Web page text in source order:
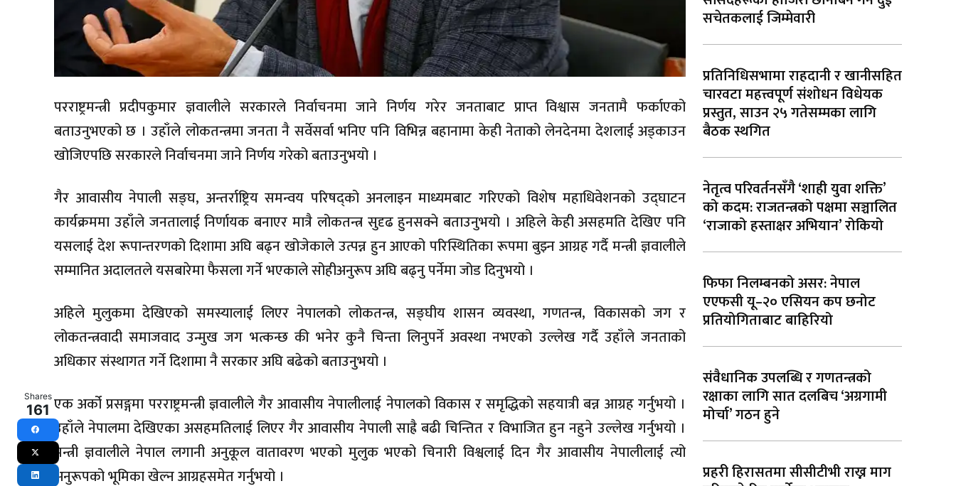
परराष्ट्रमन्त्री प्रदीपकुमार ज्ञवालीले सरकारले निर्वाचनमा जाने निर्णय गरेर जनताबाट प्राप्त विश्वास जनतामै फर्काएको
बताउनुभएको छ । उहाँले लोकतन्त्रमा जनता नै सर्वेसर्वा भनिए पनि विभिन्न बहानामा केही नेताको लेनदेनमा देशलाई अड्काउन
खोजिएपछि सरकारले निर्वाचनमा जाने निर्णय गरेको बताउनुभयो ।
गैर आवासीय नेपाली सङ्घ, अन्तर्राष्ट्रिय समन्वय परिषद्को अनलाइन माध्यमबाट गरिएको विशेष महाधिवेशनको उद्घाटन
कार्यक्रममा उहाँले जनतालाई निर्णायक बनाएर मात्रै लोकतन्त्र सुदृढ हुनसक्ने बताउनुभयो । अहिले केही असहमति देखिए पनि
यसलाई देश रूपान्तरणको दिशामा अघि बढ्न खोजेकाले उत्पन्न हुन आएको परिस्थितिका रूपमा बुझ्न आग्रह गर्दै मन्त्री ज्ञवालीले
सम्मानित अदालतले यसबारेमा फैसला गर्ने भएकाले सोहीअनुरूप अघि बढ्नु पर्नेमा जोड दिनुभयो ।
अहिले मुलुकमा देखिएको समस्यालाई लिएर नेपालको लोकतन्त्र, सङ्घीय शासन व्यवस्था, गणतन्त्र, विकासको जग र
लोकतन्त्रवादी समाजवाद उन्मुख जग भत्कन्छ की भनेर कुनै चिन्ता लिनुपर्ने अवस्था नभएको उल्लेख गर्दै उहाँले जनताको
अधिकार संस्थागत गर्ने दिशामा नै सरकार अघि बढेको बताउनुभयो ।
एक अर्को प्रसङ्गमा परराष्ट्रमन्त्री ज्ञवालीले गैर आवासीय नेपालीलाई नेपालको विकास र समृद्धिको सहयात्री बन्न आग्रह गर्नुभयो ।
उहाँले नेपालमा देखिएका असहमतिलाई लिएर गैर आवासीय नेपाली साह्रै बढी चिन्तित र विभाजित हुन नहुने उल्लेख गर्नुभयो ।
मन्त्री ज्ञवालीले नेपाल लगानी अनुकूल वातावरण भएको मुलुक भएको चिनारी विश्वलाई दिन गैर आवासीय नेपालीलाई त्यो
अनुरूपको भूमिका खेल्न आग्रहसमेत गर्नुभयो ।
सचेतकलाई जिम्मेवारी
प्रतिनिधिसभामा राहदानी र खानीसहित
चारवटा महत्त्वपूर्ण संशोधन विधेयक
प्रस्तुत, साउन २५ गतेसम्मका लागि
बैठक स्थगित
नेतृत्व परिवर्तनसँगै ‘शाही युवा शक्ति’
को कदम: राजतन्त्रको पक्षमा सञ्चालित
‘राजाको हस्ताक्षर अभियान’ रोकियो
फिफा निलम्बनको असर: नेपाल
एएफसी यू–२० एसियन कप छनोट
प्रतियोगिताबाट बाहिरियो
संवैधानिक उपलब्धि र गणतन्त्रको
रक्षाका लागि सात दलबिच ‘अग्रगामी
मोर्चा’ गठन हुने
प्रहरी हिरासतमा सीसीटीभी राख्न माग
Shares
161
Facebook
X
LinkedIn